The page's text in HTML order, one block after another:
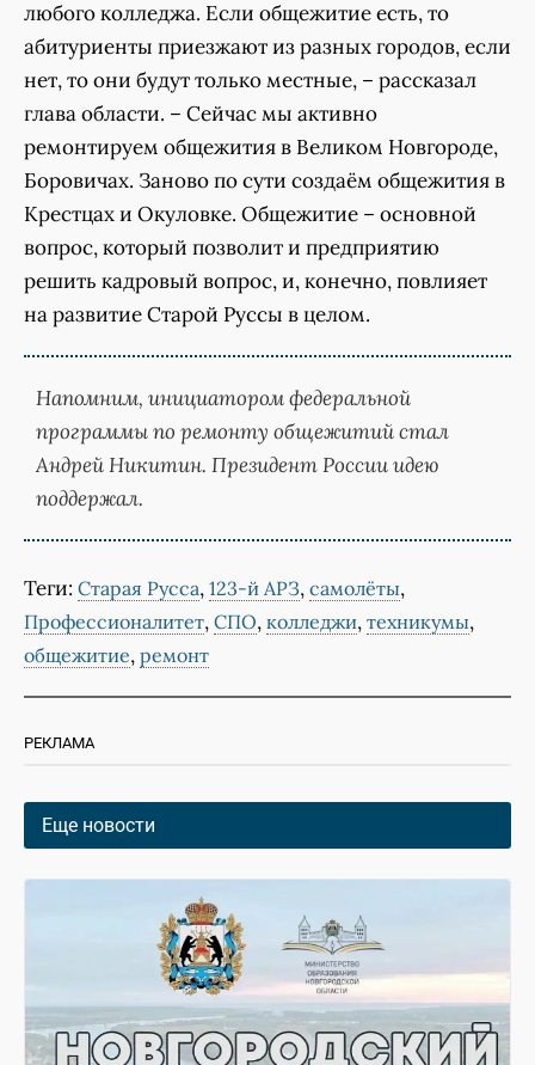
любого колледжа. Если общежитие есть, то
абитуриенты приезжают из разных городов, если
нет, то они будут только местные, – рассказал
глава области. – Сейчас мы активно
ремонтируем общежития в Великом Новгороде,
Боровичах. Заново по сути создаём общежития в
Крестцах и Окуловке. Общежитие – основной
вопрос, который позволит и предприятию
решить кадровый вопрос, и, конечно, повлияет
на развитие Старой Руссы в целом.
Напомним, инициатором федеральной
программы по ремонту общежитий стал
Андрей Никитин. Президент России идею
поддержал.
Теги: Старая Русса, 123-й АРЗ, самолёты,
Профессионалитет, СПО, колледжи, техникумы,
общежитие, ремонт
РЕКЛАМА
Еще новости